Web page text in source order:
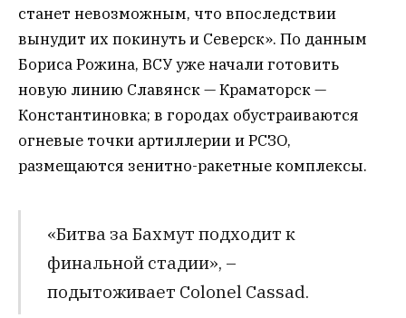
станет невозможным, что впоследствии
вынудит их покинуть и Северск». По данным
Бориса Рожина, ВСУ уже начали готовить
новую линию Славянск — Краматорск —
Константиновка; в городах обустраиваются
огневые точки артиллерии и РСЗО,
размещаются зенитно-ракетные комплексы.
«Битва за Бахмут подходит к
финальной стадии», –
подытоживает Colonel Cassad.